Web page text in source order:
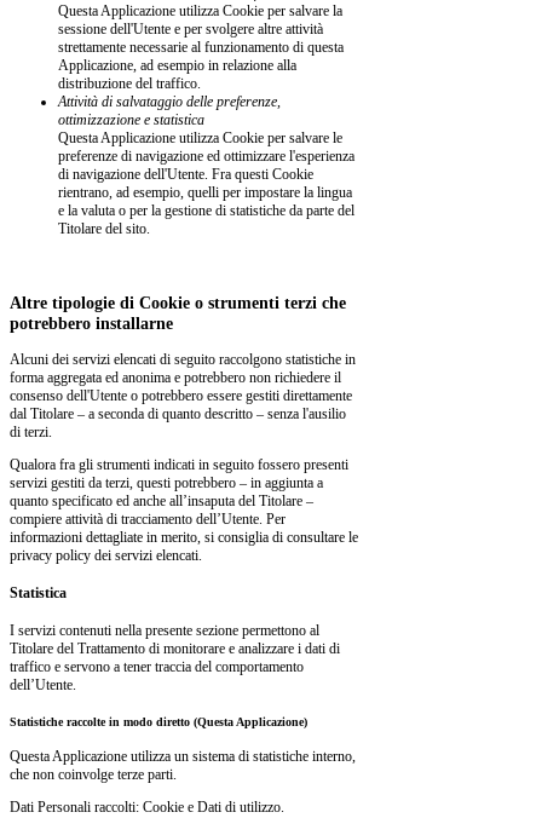
Questa Applicazione utilizza Cookie per salvare la
sessione dell'Utente e per svolgere altre attività
strettamente necessarie al funzionamento di questa
Applicazione, ad esempio in relazione alla
distribuzione del traffico.
Attività di salvataggio delle preferenze,
ottimizzazione e statistica
Questa Applicazione utilizza Cookie per salvare le
preferenze di navigazione ed ottimizzare l'esperienza
di navigazione dell'Utente. Fra questi Cookie
rientrano, ad esempio, quelli per impostare la lingua
e la valuta o per la gestione di statistiche da parte del
Titolare del sito.
Altre tipologie di Cookie o strumenti terzi che
potrebbero installarne
Alcuni dei servizi elencati di seguito raccolgono statistiche in
forma aggregata ed anonima e potrebbero non richiedere il
consenso dell'Utente o potrebbero essere gestiti direttamente
dal Titolare – a seconda di quanto descritto – senza l'ausilio
di terzi.
Qualora fra gli strumenti indicati in seguito fossero presenti
servizi gestiti da terzi, questi potrebbero – in aggiunta a
quanto specificato ed anche all’insaputa del Titolare –
compiere attività di tracciamento dell’Utente. Per
informazioni dettagliate in merito, si consiglia di consultare le
privacy policy dei servizi elencati.
Statistica
I servizi contenuti nella presente sezione permettono al
Titolare del Trattamento di monitorare e analizzare i dati di
traffico e servono a tener traccia del comportamento
dell’Utente.
Statistiche raccolte in modo diretto (Questa Applicazione)
Questa Applicazione utilizza un sistema di statistiche interno,
che non coinvolge terze parti.
Dati Personali raccolti: Cookie e Dati di utilizzo.